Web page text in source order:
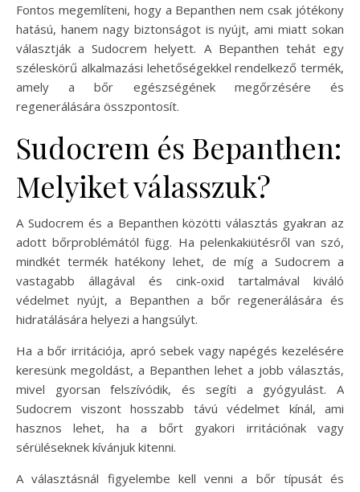
Fontos megemlíteni, hogy a Bepanthen nem csak jótékony
hatású, hanem nagy biztonságot is nyújt, ami miatt sokan
választják a Sudocrem helyett. A Bepanthen tehát egy
széleskörű alkalmazási lehetőségekkel rendelkező termék,
amely a bőr egészségének megőrzésére és
regenerálására összpontosít.
Sudocrem és Bepanthen:
Melyiket válasszuk?
A Sudocrem és a Bepanthen közötti választás gyakran az
adott bőrproblémától függ. Ha pelenkakiütésről van szó,
mindkét termék hatékony lehet, de míg a Sudocrem a
vastagabb állagával és cink-oxid tartalmával kiváló
védelmet nyújt, a Bepanthen a bőr regenerálására és
hidratálására helyezi a hangsúlyt.
Ha a bőr irritációja, apró sebek vagy napégés kezelésére
keresünk megoldást, a Bepanthen lehet a jobb választás,
mivel gyorsan felszívódik, és segíti a gyógyulást. A
Sudocrem viszont hosszabb távú védelmet kínál, ami
hasznos lehet, ha a bőrt gyakori irritációnak vagy
sérüléseknek kívánjuk kitenni.
A választásnál figyelembe kell venni a bőr típusát és